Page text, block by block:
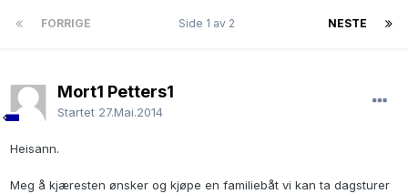
FORRIGE NESTE
Side 1 av 2
Mort1 Petters1
Startet 27.Mai.2014
Heisann.
Meg å kjæresten ønsker og kjøpe en familiebåt vi kan ta dagsturer